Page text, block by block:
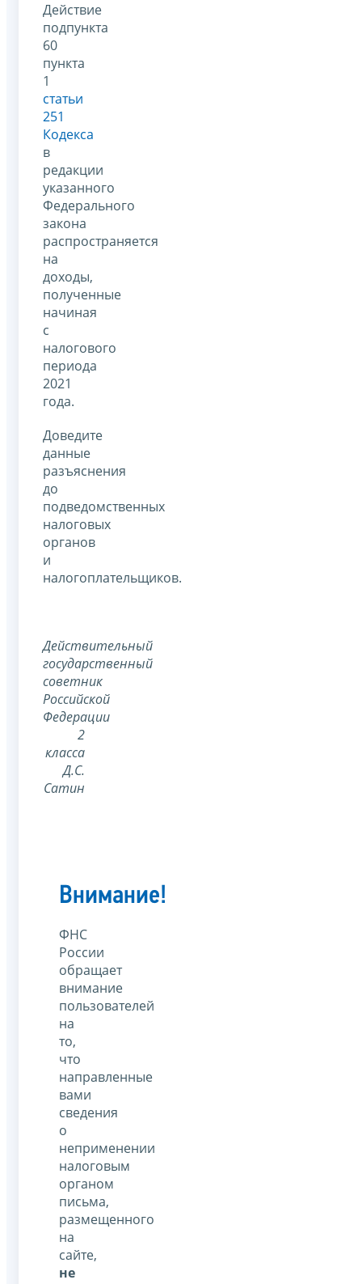
Действие
подпункта
60
пункта
1
статьи
251
Кодекса
в
редакции
указанного
Федерального
закона
распространяется
на
доходы,
полученные
начиная
с
налогового
периода
2021
года.
Доведите
данные
разъяснения
до
подведомственных
налоговых
органов
и
налогоплательщиков.
Действительный
государственный
советник
Российской
Федерации
2
класса
Д.С.
Сатин
Внимание!
ФНС
России
обращает
внимание
пользователей
на
то,
что
направленные
вами
сведения
о
неприменении
налоговым
органом
письма,
размещенного
на
сайте,
не